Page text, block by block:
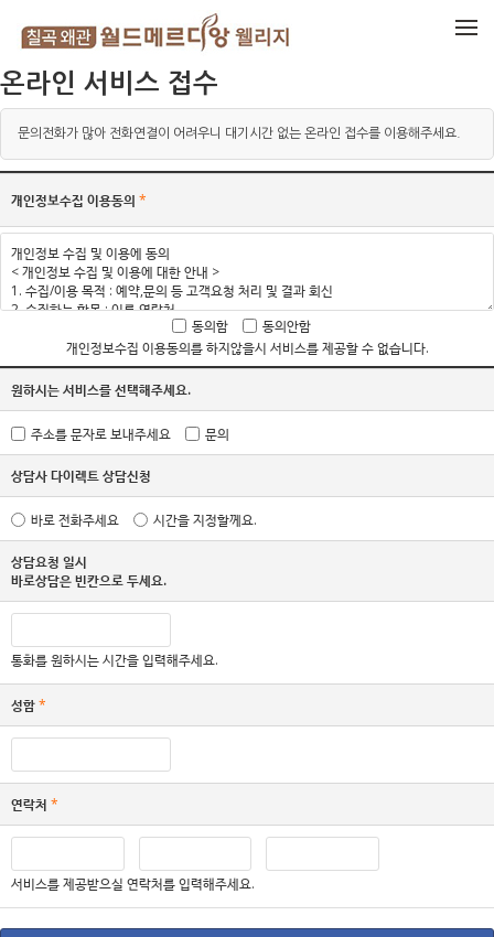
메뉴 건너뛰기
온라인 서비스 접수
문의전화가 많아 전화연결이 어려우니 대기시간 없는 온라인 접수를 이용해주세요.
개인정보수집 이용동의 *
동의함
동의안함
개인정보수집 이용동의를 하지않을시 서비스를 제공할 수 없습니다.
원하시는 서비스를 선택해주세요.
주소를 문자로 보내주세요 문의
상담사 다이렉트 상담신청
바로 전화주세요 시간을 지정할께요.
상담요청 일시
바로상담은 빈칸으로 두세요.
통화를 원하시는 시간을 입력해주세요.
성함*
연락처 *
서비스를 제공받으실 연락처를 입력해주세요.